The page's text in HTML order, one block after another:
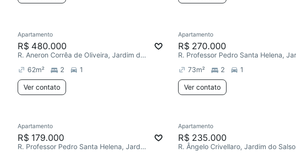
Apartamento
R$ 480.000
R. Aneron Corrêa de Oliveira, Jardim do Salso
62m² 2 1
Ver contato
Apartamento
R$ 270.000
73m² 2 1
Ver contato
Apartamento
R$ 179.000
R. Professor Pedro Santa Helena, Jardim do Salso
Apartamento
R$ 235.000
R. Ângelo Crivellaro, Jardim do Salso